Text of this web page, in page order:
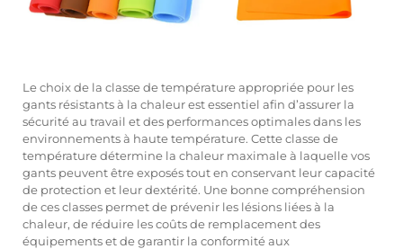
Le choix de la classe de température appropriée pour les
gants résistants à la chaleur est essentiel afin d’assurer la
sécurité au travail et des performances optimales dans les
environnements à haute température. Cette classe de
température détermine la chaleur maximale à laquelle vos
gants peuvent être exposés tout en conservant leur capacité
de protection et leur dextérité. Une bonne compréhension
de ces classes permet de prévenir les lésions liées à la
chaleur, de réduire les coûts de remplacement des
équipements et de garantir la conformité aux